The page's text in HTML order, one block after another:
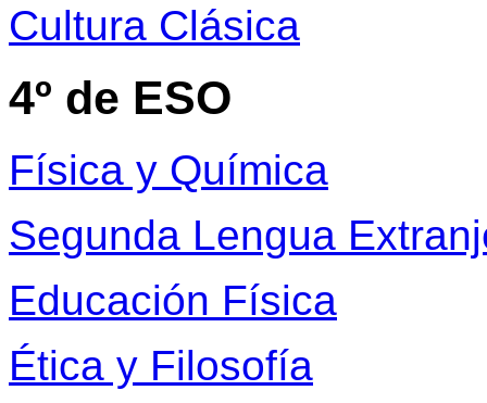
Cultura Clásica
4º de ESO
Física y Química
Segunda Lengua
Educación Física
Ética y Filosofía